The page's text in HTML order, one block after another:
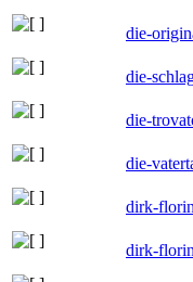
die-
die-
die-
die-
dirk-
dirk-